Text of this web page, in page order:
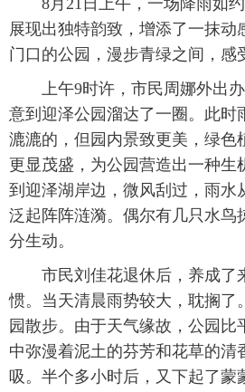
8月21日上午，一场降雨如约
展现出独特韵致，增添了一抹动
门口的公园，漫步青绿之间，感
上午9时许，市民周娜外出办
意到迎泽公园溜达了一圈。此时
漉漉的，但园内景致更美，绿色
更显茂盛，为公园营造出一种生
到迎泽湖岸边，微风刮过，雨水
泛起阵阵涟漪。偶尔有几只水鸟
分生动。
市民刘佳花退休后，养成了
惯。当天清晨雨势较大，耽搁了
园散步。由于天气缘故，公园比
中弥漫着泥土的芬芳和花草的清
吸。半个多小时后，又下起了蒙